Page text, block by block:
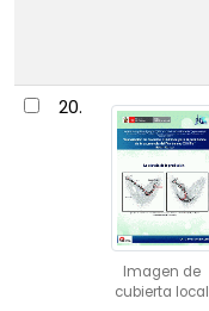
20.
Imagen de
cubierta local